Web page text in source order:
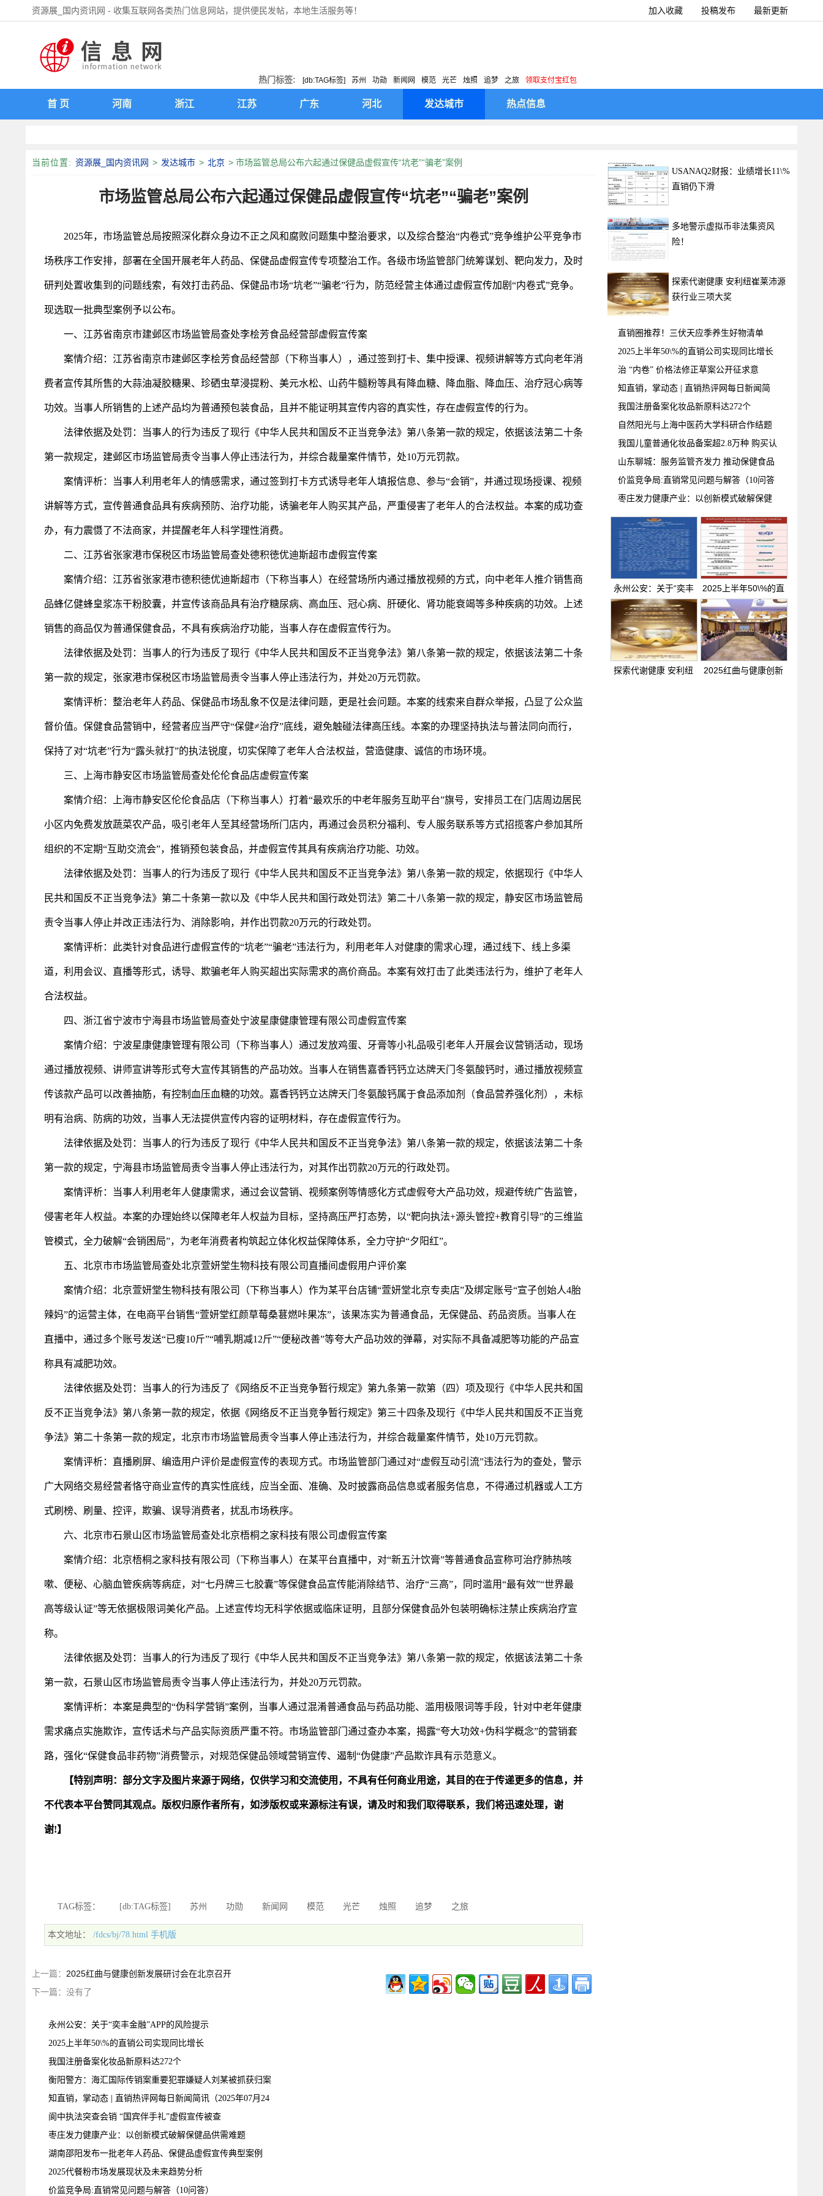
资源展_国内资讯网 - 收集互联网各类热门信息网站，提供便民发帖，本地生活服务等！ 加入收藏 投稿发布 最新更新
热门标签: [db:TAG标签] 苏州 功勋 新闻网 模范 光芒 烛照 追梦 之旅 领取支付宝红包
首 页 河南 浙江 江苏 广东 河北 发达城市 热点信息
当前位置: 资源展_国内资讯网 > 发达城市 > 北京 > 市场监管总局公布六起通过保健品虚假宣传“坑老”“骗老”案例
市场监管总局公布六起通过保健品虚假宣传“坑老”“骗老”案例
2025年，市场监管总局按照深化群众身边不正之风和腐败问题集中整治要求，以及综合整治“内卷式”竞争维护公平竞争市
场秩序工作安排，部署在全国开展老年人药品、保健品虚假宣传专项整治工作。各级市场监管部门统筹谋划、靶向发力，及时
研判处置收集到的问题线索，有效打击药品、保健品市场“坑老”“骗老”行为，防范经营主体通过虚假宣传加剧“内卷式”竞争。
现选取一批典型案例予以公布。
一、江苏省南京市建邺区市场监管局查处李桧芳食品经营部虚假宣传案
案情介绍：江苏省南京市建邺区李桧芳食品经营部（下称当事人），通过签到打卡、集中授课、视频讲解等方式向老年消
费者宣传其所售的大蒜油凝胶糖果、珍硒虫草浸提粉、美元水松、山药牛髓粉等具有降血糖、降血脂、降血压、治疗冠心病等
功效。当事人所销售的上述产品均为普通预包装食品，且并不能证明其宣传内容的真实性，存在虚假宣传的行为。
法律依据及处罚：当事人的行为违反了现行《中华人民共和国反不正当竞争法》第八条第一款的规定，依据该法第二十条
第一款规定，建邺区市场监管局责令当事人停止违法行为，并综合裁量案件情节，处10万元罚款。
案情评析：当事人利用老年人的情感需求，通过签到打卡方式诱导老年人填报信息、参与“会销”，并通过现场授课、视频
讲解等方式，宣传普通食品具有疾病预防、治疗功能，诱骗老年人购买其产品，严重侵害了老年人的合法权益。本案的成功查
办，有力震慑了不法商家，并提醒老年人科学理性消费。
二、江苏省张家港市保税区市场监管局查处德积徳优迪斯超市虚假宣传案
案情介绍：江苏省张家港市德积徳优迪斯超市（下称当事人）在经营场所内通过播放视频的方式，向中老年人推介销售商
品蜂亿健蜂皇浆冻干粉胶囊，并宣传该商品具有治疗糖尿病、高血压、冠心病、肝硬化、肾功能衰竭等多种疾病的功效。上述
销售的商品仅为普通保健食品，不具有疾病治疗功能，当事人存在虚假宣传行为。
法律依据及处罚：当事人的行为违反了现行《中华人民共和国反不正当竞争法》第八条第一款的规定，依据该法第二十条
第一款的规定，张家港市保税区市场监管局责令当事人停止违法行为，并处20万元罚款。
案情评析：整治老年人药品、保健品市场乱象不仅是法律问题，更是社会问题。本案的线索来自群众举报，凸显了公众监
督价值。保健食品营销中，经营者应当严守“保健≠治疗”底线，避免触碰法律高压线。本案的办理坚持执法与普法同向而行，
保持了对“坑老”行为“露头就打”的执法锐度，切实保障了老年人合法权益，营造健康、诚信的市场环境。
三、上海市静安区市场监管局查处伦伦食品店虚假宣传案
案情介绍：上海市静安区伦伦食品店（下称当事人）打着“最欢乐的中老年服务互助平台”旗号，安排员工在门店周边居民
小区内免费发放蔬菜农产品，吸引老年人至其经营场所门店内，再通过会员积分福利、专人服务联系等方式招揽客户参加其所
组织的不定期“互助交流会”，推销预包装食品，并虚假宣传其具有疾病治疗功能、功效。
法律依据及处罚：当事人的行为违反了现行《中华人民共和国反不正当竞争法》第八条第一款的规定，依据现行《中华人
民共和国反不正当竞争法》第二十条第一款以及《中华人民共和国行政处罚法》第二十八条第一款的规定，静安区市场监管局
责令当事人停止并改正违法行为、消除影响，并作出罚款20万元的行政处罚。
案情评析：此类针对食品进行虚假宣传的“坑老”“骗老”违法行为，利用老年人对健康的需求心理，通过线下、线上多渠
道，利用会议、直播等形式，诱导、欺骗老年人购买超出实际需求的高价商品。本案有效打击了此类违法行为，维护了老年人
合法权益。
四、浙江省宁波市宁海县市场监管局查处宁波星康健康管理有限公司虚假宣传案
案情介绍：宁波星康健康管理有限公司（下称当事人）通过发放鸡蛋、牙膏等小礼品吸引老年人开展会议营销活动，现场
通过播放视频、讲师宣讲等形式夸大宣传其销售的产品功效。当事人在销售嘉香钙钙立达牌天门冬氨酸钙时，通过播放视频宣
传该款产品可以改善抽筋，有控制血压血糖的功效。嘉香钙钙立达牌天门冬氨酸钙属于食品添加剂（食品营养强化剂），未标
明有治病、防病的功效，当事人无法提供宣传内容的证明材料，存在虚假宣传行为。
法律依据及处罚：当事人的行为违反了现行《中华人民共和国反不正当竞争法》第八条第一款的规定，依据该法第二十条
第一款的规定，宁海县市场监管局责令当事人停止违法行为，对其作出罚款20万元的行政处罚。
案情评析：当事人利用老年人健康需求，通过会议营销、视频案例等情感化方式虚假夸大产品功效，规避传统广告监管，
侵害老年人权益。本案的办理始终以保障老年人权益为目标，坚持高压严打态势，以“靶向执法+源头管控+教育引导”的三维监
管模式，全力破解“会销困局”，为老年消费者构筑起立体化权益保障体系，全力守护“夕阳红”。
五、北京市市场监管局查处北京萱妍堂生物科技有限公司直播间虚假用户评价案
案情介绍：北京萱妍堂生物科技有限公司（下称当事人）作为某平台店铺“萱妍堂北京专卖店”及绑定账号“宣子创始人4胎
辣妈”的运营主体，在电商平台销售“萱妍堂红颜草莓桑葚燃咔果冻”，该果冻实为普通食品，无保健品、药品资质。当事人在
直播中，通过多个账号发送“已瘦10斤”“哺乳期减12斤”“便秘改善”等夸大产品功效的弹幕，对实际不具备减肥等功能的产品宣
称具有减肥功效。
法律依据及处罚：当事人的行为违反了《网络反不正当竞争暂行规定》第九条第一款第（四）项及现行《中华人民共和国
反不正当竞争法》第八条第一款的规定，依据《网络反不正当竞争暂行规定》第三十四条及现行《中华人民共和国反不正当竞
争法》第二十条第一款的规定，北京市市场监管局责令当事人停止违法行为，并综合裁量案件情节，处10万元罚款。
案情评析：直播刷屏、编造用户评价是虚假宣传的表现方式。市场监管部门通过对“虚假互动引流”违法行为的查处，警示
广大网络交易经营者恪守商业宣传的真实性底线，应当全面、准确、及时披露商品信息或者服务信息，不得通过机器或人工方
式刷榜、刷量、控评，欺骗、误导消费者，扰乱市场秩序。
六、北京市石景山区市场监管局查处北京梧桐之家科技有限公司虚假宣传案
案情介绍：北京梧桐之家科技有限公司（下称当事人）在某平台直播中，对“新五汁饮膏”等普通食品宣称可治疗肺热咳
嗽、便秘、心脑血管疾病等病症，对“七丹牌三七胶囊”等保健食品宣传能消除结节、治疗“三高”，同时滥用“最有效”“世界最
高等级认证”等无依据极限词美化产品。上述宣传均无科学依据或临床证明，且部分保健食品外包装明确标注禁止疾病治疗宣
称。
法律依据及处罚：当事人的行为违反了现行《中华人民共和国反不正当竞争法》第八条第一款的规定，依据该法第二十条
第一款，石景山区市场监管局责令当事人停止违法行为，并处20万元罚款。
案情评析：本案是典型的“伪科学营销”案例，当事人通过混淆普通食品与药品功能、滥用极限词等手段，针对中老年健康
需求痛点实施欺诈，宣传话术与产品实际资质严重不符。市场监管部门通过查办本案，揭露“夸大功效+伪科学概念”的营销套
路，强化“保健食品非药物”消费警示，对规范保健品领域营销宣传、遏制“伪健康”产品欺诈具有示范意义。
【特别声明：部分文字及图片来源于网络，仅供学习和交流使用，不具有任何商业用途，其目的在于传递更多的信息，并
不代表本平台赞同其观点。版权归原作者所有，如涉版权或来源标注有误，请及时和我们取得联系，我们将迅速处理，谢
谢!】
TAG标签： [db:TAG标签] 苏州 功勋 新闻网 模范 光芒 烛照 追梦 之旅
本文地址： /fdcs/bj/78.html 手机版
上一篇： 2025红曲与健康创新发展研讨会在北京召开
下一篇：没有了
USANAQ2财报：业绩增长11\%
直销仍下滑
多地警示虚拟币非法集资风
险！
探索代谢健康 安利纽崔莱沛源
获行业三项大奖
直销圈推荐！三伏天应季养生好物清单
2025上半年50\%的直销公司实现同比增长
治 “内卷” 价格法修正草案公开征求意
知直销，掌动态 | 直销热评网每日新闻简
我国注册备案化妆品新原料达272个
自然阳光与上海中医药大学科研合作结题
我国儿童普通化妆品备案超2.8万种 购买认
山东聊城：服务监管齐发力 推动保健食品
价监竞争局:直销常见问题与解答（10问答
枣庄发力健康产业：以创新模式破解保健
永州公安：关于“奕丰
金
2025上半年50\%的直
销公司实
探索代谢健康 安利纽
2025红曲与健康创新
永州公安：关于“奕丰金融”APP的风险提示
2025上半年50\%的直销公司实现同比增长
我国注册备案化妆品新原料达272个
衡阳警方：海汇国际传销案重要犯罪嫌疑人刘某被抓获归案
知直销，掌动态 | 直销热评网每日新闻简讯（2025年07月24
日）
阆中执法突查会销 “国宾伴手礼”虚假宣传被查
枣庄发力健康产业：以创新模式破解保健品供需难题
湖南邵阳发布一批老年人药品、保健品虚假宣传典型案例
2025代餐粉市场发展现状及未来趋势分析
价监竞争局:直销常见问题与解答（10问答）